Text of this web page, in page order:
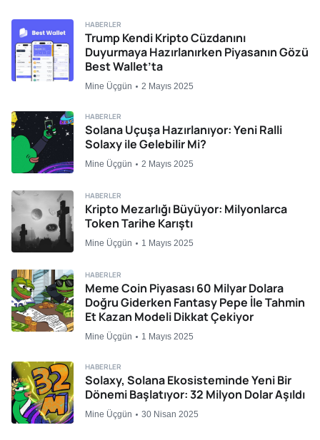
Trump Kendi Kripto Cüzdanını
Duyurmaya Hazırlanırken Piyasanın Gözü
Best Wallet’ta
Mine Üçgün 2 Mayıs 2025
HABERLER
Solana Uçuşa Hazırlanıyor: Yeni Ralli
Solaxy ile Gelebilir Mi?
Mine Üçgün 2 Mayıs 2025
HABERLER
Kripto Mezarlığı Büyüyor: Milyonlarca
Token Tarihe Karıştı
Mine Üçgün 1 Mayıs 2025
HABERLER
Meme Coin Piyasası 60 Milyar Dolara
Doğru Giderken Fantasy Pepe İle Tahmin
Et Kazan Modeli Dikkat Çekiyor
Mine Üçgün 1 Mayıs 2025
HABERLER
Solaxy, Solana Ekosisteminde Yeni Bir
Dönemi Başlatıyor: 32 Milyon Dolar Aşıldı
Mine Üçgün 30 Nisan 2025
HABERLER